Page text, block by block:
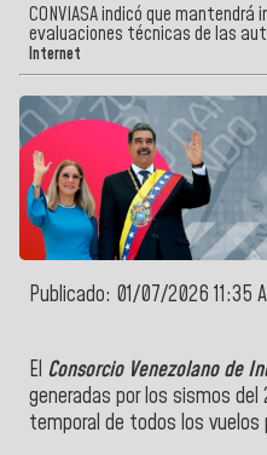
CONVIASA indicó que
evaluaciones técnicas de las
Internet
Publicado: 01/07/2026 11:35
El Consorcio Venezolano de
generadas por los sismos
temporal de todos los vuelos